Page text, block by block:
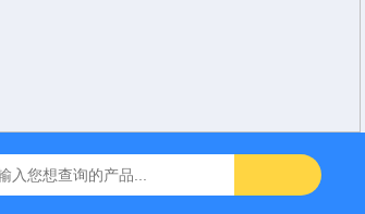
激理疗仪 飞利浦半自动体外除颤仪 FRX （